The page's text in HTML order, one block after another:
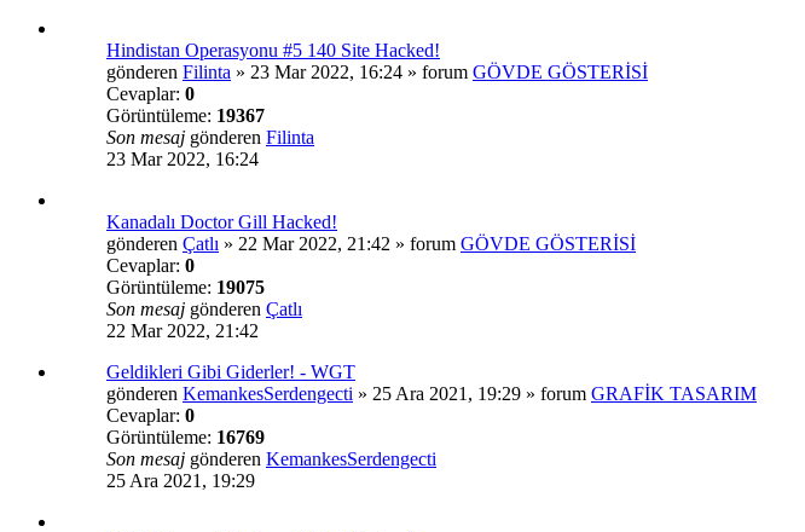
Hindistan Operasyonu #5 140 Site Hacked!
gönderen Filinta » 23 Mar 2022, 16:24 » forum GÖVDE GÖSTERİSİ
Cevaplar: 0
Görüntüleme: 19367
Son mesaj gönderen Filinta
23 Mar 2022, 16:24
Kanadalı Doctor Gill Hacked!
gönderen Çatlı » 22 Mar 2022, 21:42 » forum GÖVDE GÖSTERİSİ
Cevaplar: 0
Görüntüleme: 19075
Son mesaj gönderen Çatlı
22 Mar 2022, 21:42
Geldikleri Gibi Giderler! - WGT
gönderen KemankesSerdengecti » 25 Ara 2021, 19:29 » forum GRAFİK TASARIM
Cevaplar: 0
Görüntüleme: 16769
Son mesaj gönderen KemankesSerdengecti
25 Ara 2021, 19:29